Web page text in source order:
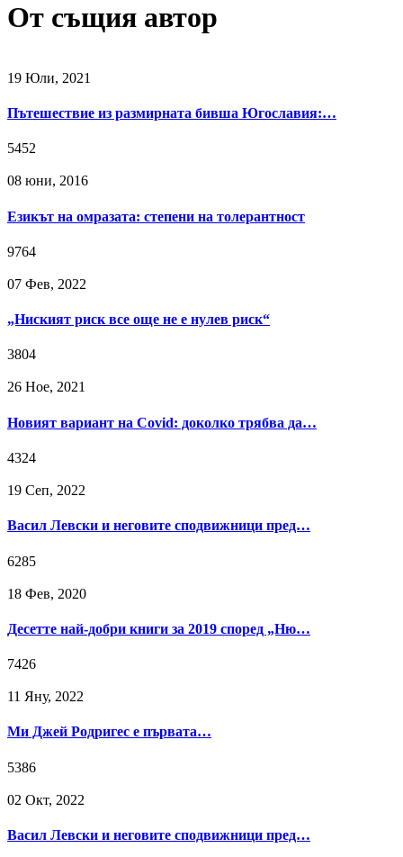
От същия автор
19 Юли, 2021
Пътешествие из размирната бивша Югославия:…
5452
08 юни, 2016
Езикът на омразата: степени на толерантност
9764
07 Фев, 2022
„Ниският риск все още не е нулев риск“
3804
26 Ное, 2021
Новият вариант на Covid: доколко трябва да…
4324
19 Сeп, 2022
Васил Левски и неговите сподвижници пред…
6285
18 Фев, 2020
Десетте най-добри книги за 2019 според „Ню…
7426
11 Яну, 2022
Ми Джей Родригес е първата…
5386
02 Окт, 2022
Васил Левски и неговите сподвижници пред…